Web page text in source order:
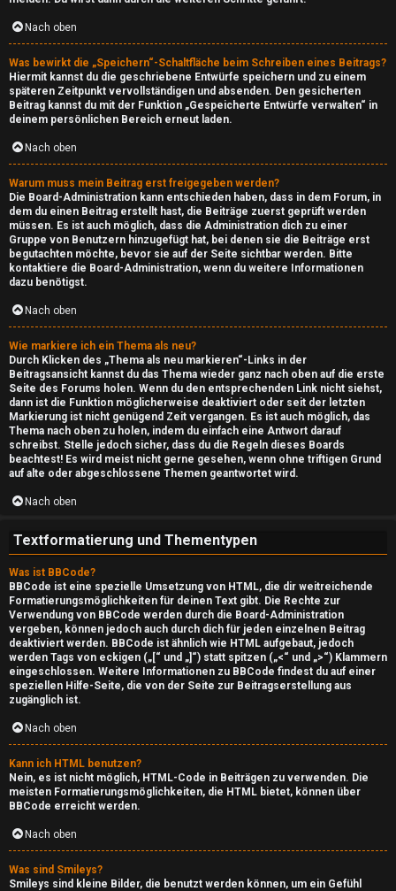
Nach oben
Was bewirkt die „Speichern“-Schaltfläche beim Schreiben eines Beitrags?
Hiermit kannst du die geschriebene Entwürfe speichern und zu einem
späteren Zeitpunkt vervollständigen und absenden. Den gesicherten
Beitrag kannst du mit der Funktion „Gespeicherte Entwürfe verwalten“ in
deinem persönlichen Bereich erneut laden.
Nach oben
Warum muss mein Beitrag erst freigegeben werden?
Die Board-Administration kann entschieden haben, dass in dem Forum, in
dem du einen Beitrag erstellt hast, die Beiträge zuerst geprüft werden
müssen. Es ist auch möglich, dass die Administration dich zu einer
Gruppe von Benutzern hinzugefügt hat, bei denen sie die Beiträge erst
begutachten möchte, bevor sie auf der Seite sichtbar werden. Bitte
kontaktiere die Board-Administration, wenn du weitere Informationen
dazu benötigst.
Nach oben
Wie markiere ich ein Thema als neu?
Durch Klicken des „Thema als neu markieren“-Links in der
Beitragsansicht kannst du das Thema wieder ganz nach oben auf die erste
Seite des Forums holen. Wenn du den entsprechenden Link nicht siehst,
dann ist die Funktion möglicherweise deaktiviert oder seit der letzten
Markierung ist nicht genügend Zeit vergangen. Es ist auch möglich, das
Thema nach oben zu holen, indem du einfach eine Antwort darauf
schreibst. Stelle jedoch sicher, dass du die Regeln dieses Boards
beachtest! Es wird meist nicht gerne gesehen, wenn ohne triftigen Grund
auf alte oder abgeschlossene Themen geantwortet wird.
Nach oben
Textformatierung und Thementypen
Was ist BBCode?
BBCode ist eine spezielle Umsetzung von HTML, die dir weitreichende
Formatierungsmöglichkeiten für deinen Text gibt. Die Rechte zur
Verwendung von BBCode werden durch die Board-Administration
vergeben, können jedoch auch durch dich für jeden einzelnen Beitrag
deaktiviert werden. BBCode ist ähnlich wie HTML aufgebaut, jedoch
werden Tags von eckigen („[“ und „]“) statt spitzen („<“ und „>“) Klammern
eingeschlossen. Weitere Informationen zu BBCode findest du auf einer
speziellen Hilfe-Seite, die von der Seite zur Beitragserstellung aus
zugänglich ist.
Nach oben
Kann ich HTML benutzen?
Nein, es ist nicht möglich, HTML-Code in Beiträgen zu verwenden. Die
meisten Formatierungsmöglichkeiten, die HTML bietet, können über
BBCode erreicht werden.
Nach oben
Was sind Smileys?
Smileys sind kleine Bilder, die benutzt werden können, um ein Gefühl
n
↳
G
a
m
i
n
g
↳
H
i
l
f
e
O
f
f
-
T
o
p
i
c
↳